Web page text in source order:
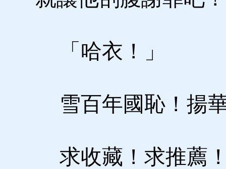
「哈衣！」
雪百年國恥！揚
求收藏！求推薦